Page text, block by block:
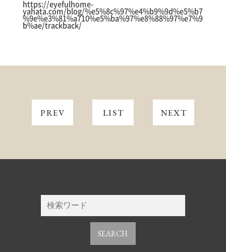
https://eyefulhome-
yahata.com/blog/%e5%8c%97%e4%b9%9d%e5%b7
%9e%e3%81%a710%e5%ba%97%e8%88%97%e7%9
b%ae/trackback/
SEARCH
PREV LIST NEXT